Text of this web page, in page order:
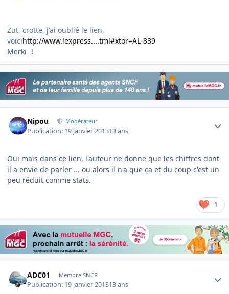
Zut, crotte, j'ai oublié le lien,
voicihttp://www.lexpress....tml#xtor=AL-839
Merki !
Nipou Modérateur
Publication: 19 janvier 201313 ans
Oui mais dans ce lien, l'auteur ne donne que les chiffres dont
il a envie de parler ... ou alors il n'a que ça et du coup c'est un
peu réduit comme stats.
1
ADC01 Membre SNCF
Publication: 19 janvier 201313 ans